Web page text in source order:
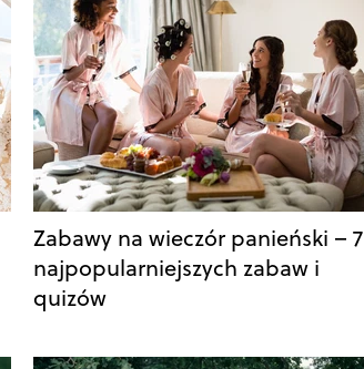
Zabawy na wieczór panieński – 7
najpopularniejszych zabaw i
quizów